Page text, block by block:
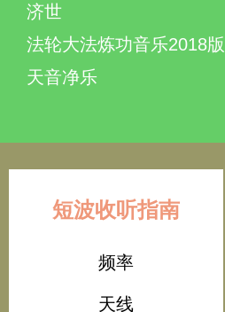
济世
法轮大法炼功音乐2018版
天音净乐
短波收听指南
频率
天线